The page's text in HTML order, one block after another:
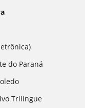
do Paraná
Trilíngue